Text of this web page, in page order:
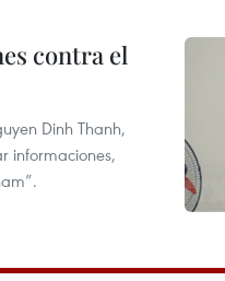
contra el
Dinh Thanh,
informaciones,